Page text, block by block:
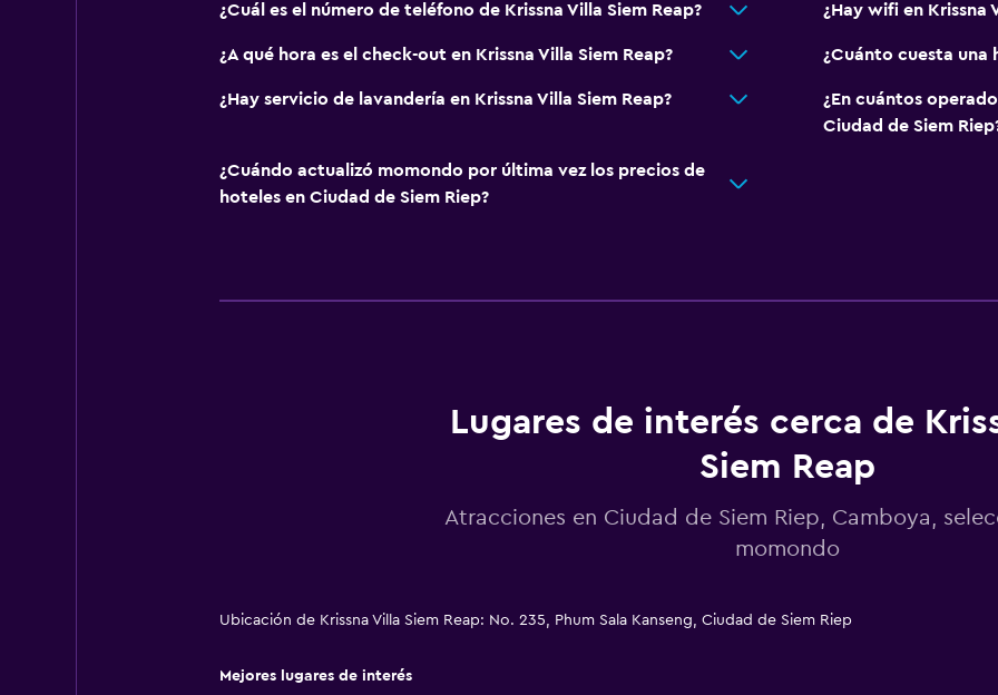
Lavandería
Servicio de planchado
Servicios de lavandería/tintorería
Habitaciones familiares
Pantuflas
Espacio de
TV de pantalla plana
¿Cuál es el número de teléfono de Krissna Villa Siem Reap? ¿Hay wifi en Krissna
¿A qué hora es el check-out en Krissna Villa Siem Reap? ¿Cuánto cuesta una
¿Hay servicio de lavandería en Krissna Villa Siem Reap?
¿En cuántos
Ciudad de Siem
¿Cuándo actualizó momondo por última vez los precios de
hoteles en Ciudad de Siem Riep?
Lugares de interés cerca de
Siem Reap
Atracciones en Ciudad de Siem Riep, Camboya,
momondo
Ubicación de Krissna Villa Siem Reap: No. 235, Phum Sala Kanseng, Ciudad de Siem Riep
Mejores lugares de interés